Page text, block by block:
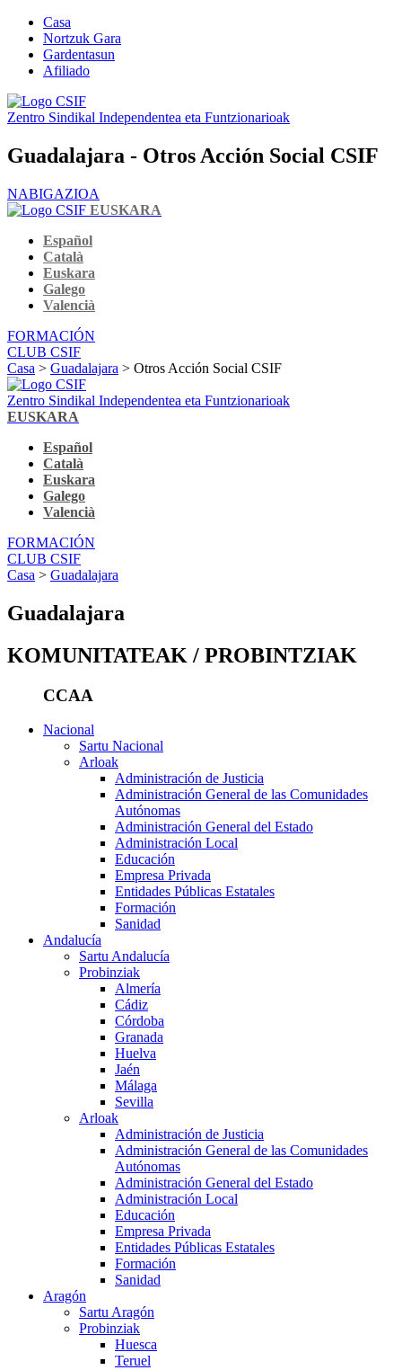
Casa
Nortzuk Gara
Gardentasun
Afiliado
Zentro Sindikal Independentea eta Funtzionarioak
Guadalajara - Otros Acción Social CSIF
NABIGAZIOA
EUSKARA
Español
Català
Euskara
Galego
Valencià
FORMACIÓN
CLUB CSIF
Casa > Guadalajara > Otros Acción Social CSIF
Zentro Sindikal Independentea eta Funtzionarioak
EUSKARA
Español
Català
Euskara
Galego
Valencià
FORMACIÓN
CLUB CSIF
Casa > Guadalajara
Guadalajara
KOMUNITATEAK / PROBINTZIAK
CCAA
Nacional
Sartu Nacional
Arloak
Administración de Justicia
Administración General de las Comunidades
Autónomas
Administración General del Estado
Administración Local
Educación
Empresa Privada
Entidades Públicas Estatales
Formación
Sanidad
Andalucía
Sartu Andalucía
Probinziak
Almería
Cádiz
Córdoba
Granada
Huelva
Jaén
Málaga
Sevilla
Arloak
Administración de Justicia
Administración General de las Comunidades
Autónomas
Administración General del Estado
Administración Local
Educación
Empresa Privada
Entidades Públicas Estatales
Formación
Sanidad
Aragón
Sartu Aragón
Probinziak
Huesca
Teruel